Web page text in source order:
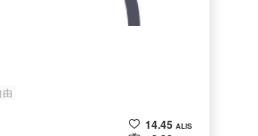
由
14.45 ALIS